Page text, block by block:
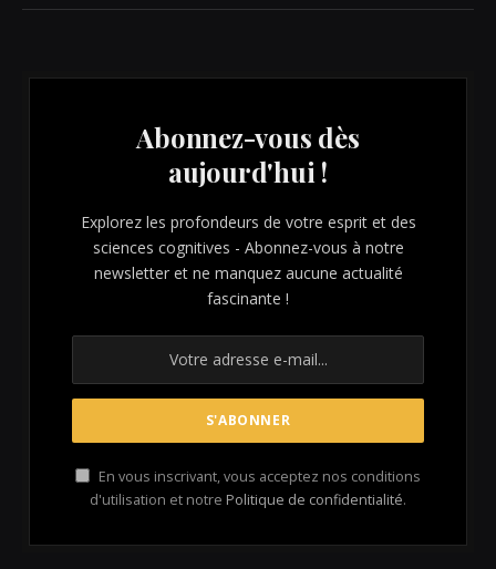
Abonnez-vous dès
aujourd'hui !
Explorez les profondeurs de votre esprit et des
sciences cognitives - Abonnez-vous à notre
newsletter et ne manquez aucune actualité
fascinante !
En vous inscrivant, vous acceptez nos conditions
d'utilisation et notre Politique de confidentialité.